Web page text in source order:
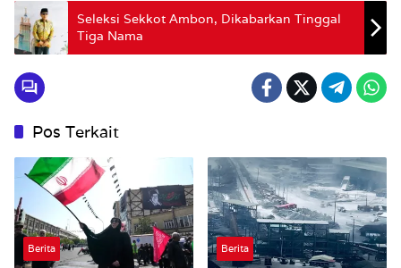
Seleksi Sekkot Ambon, Dikabarkan Tinggal
Tiga Nama
Pos Terkait
Berita Berita